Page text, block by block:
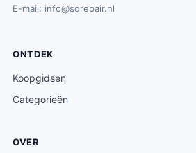
E-mail: info@sdrepair.nl
ONTDEK
Koopgidsen
Categorieën
OVER